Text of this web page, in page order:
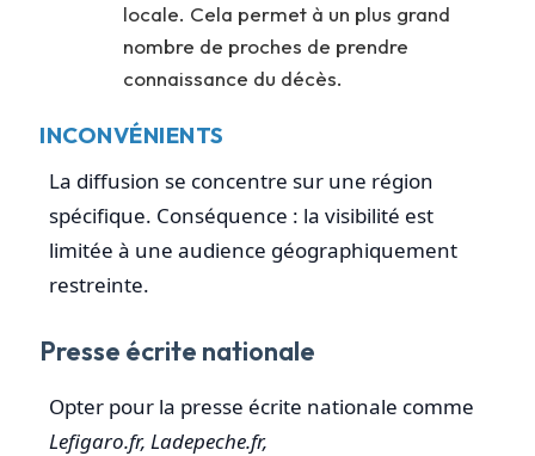
locale. Cela permet à un plus grand
nombre de proches de prendre
connaissance du décès.
INCONVÉNIENTS
La diffusion se concentre sur une région
spécifique. Conséquence : la visibilité est
limitée à une audience géographiquement
restreinte.
Presse écrite nationale
Opter pour la presse écrite nationale comme
Lefigaro.fr, Ladepeche.fr,